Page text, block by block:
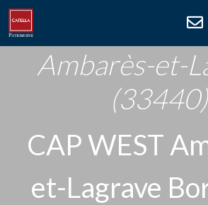
Ambarès-et-
(33440)
CAP WEST
et-Lagrave